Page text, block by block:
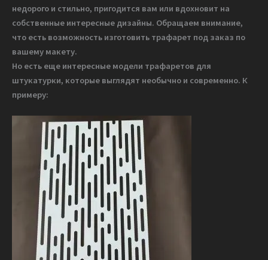
недорого и стильно, пригодится вам или вдохновит на
собственные интересные дизайны. Обращаем внимание,
что есть возможность изготовить трафарет под заказ по
вашему макету.
Но есть еще интересные модели трафаретов для
штукатурки, которые выглядят необычно и современно. К
примеру: